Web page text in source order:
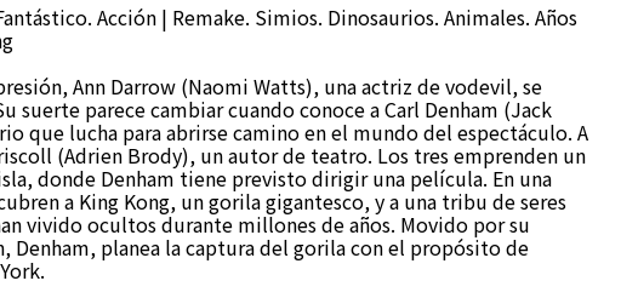
Acción | Remake. Simios. Dinosaurios. Animales. Años
Ann Darrow (Naomi Watts), una actriz de vodevil, se
suerte parece cambiar cuando conoce a Carl Denham (Jack
que lucha para abrirse camino en el mundo del espectáculo. A
(Adrien Brody), un autor de teatro. Los tres emprenden un
donde Denham tiene previsto dirigir una película. En una
a King Kong, un gorila gigantesco, y a una tribu de seres
vivido ocultos durante millones de años. Movido por su
Denham, planea la captura del gorila con el propósito de